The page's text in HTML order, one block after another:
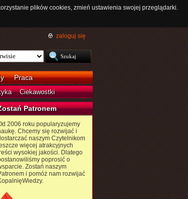
plików cookies, zmień ustawienia swojej przeglądarki.
zaloguj się
Praca
Ciekawostki
Patronem
2006 roku popularyzujemy
Chcemy się rozwijać i
naszym Czytelnikom
więcej atrakcyjnych
wysokiej jakości. Dlatego
poprosić o
Zostań naszym
i pomóż nam rozwijać